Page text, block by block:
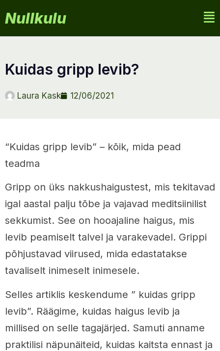
Nullkulu
kuidas gripp levib?
Laura Kask 12/06/2021
“Kuidas gripp levib” – kõik, mida pead
teadma
Gripp on üks nakkushaigustest, mis tekitavad
igal aastal palju tõbe ja vajavad meditsiinilist
sekkumist. See on hooajaline haigus, mis
levib peamiselt talvel ja varakevadel. Grippi
põhjustavad viirused, mida edastatakse
tavaliselt inimeselt inimesele.
Selles artiklis keskendume ” kuidas gripp
levib”. Räägime, kuidas haigus levib ja
millised on selle tagajärjed. Samuti anname
praktilisi näpunäiteid, kuidas kaitsta ennast ja